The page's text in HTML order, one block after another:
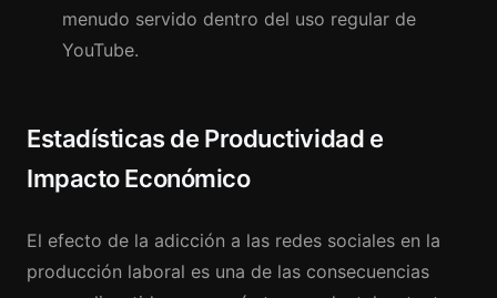
menudo servido dentro del uso regular de
YouTube.
Estadísticas de Productividad e
Impacto Económico
El efecto de la adicción a las redes sociales en la
producción laboral es una de las consecuencias